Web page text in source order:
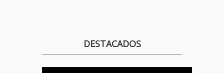
DESTACADOS